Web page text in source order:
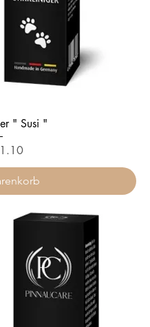
" Susi "